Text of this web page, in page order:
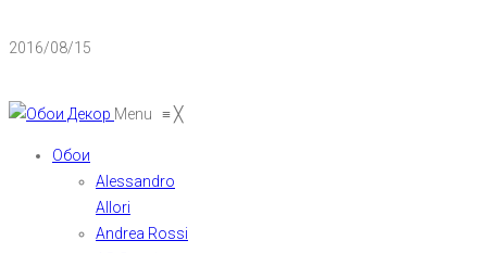
2016/08/15
Menu ≡╳
Обои
Alessandro
Allori
Andrea Rossi